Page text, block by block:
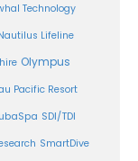
Technology
Lifeline
Olympus
Pacific Resort
SDI/TDI
SmartDive